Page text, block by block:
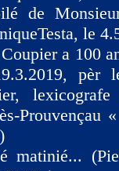
de
le
a 100
pèr
Prouvençau
matinié...